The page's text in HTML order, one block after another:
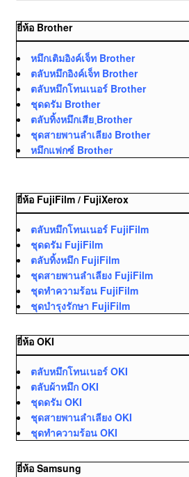
ยี่ห้อ Brother
หมึกเติมอิงค์เจ็ท Brother
ตลับหมึกอิงค์เจ็ท Brother
ตลับหมึกโทนเนอร์ Brother
ชุดดรัม Brother
ตลับทิ้งหมึกเสีย ฺBrother
ชุดสายพานลำเลียง Brother
หมึกแฟกซ์ Brother
ยี่ห้อ FujiFilm / FujiXerox
ตลับหมึกโทนเนอร์ FujiFilm
ชุดดรัม FujiFilm
ตลับทิ้งหมึก FujiFilm
ชุดสายพานลำเลียง FujiFilm
ชุดทำความร้อน FujiFilm
ชุดบำรุงรักษา FujiFilm
ยี่ห้อ OKI
ตลับหมึกโทนเนอร์ OKI
ตลับผ้าหมึก OKI
ชุดดรัม OKI
ชุดสายพานลำเลียง OKI
ชุดทำความร้อน OKI
ยี่ห้อ Samsung